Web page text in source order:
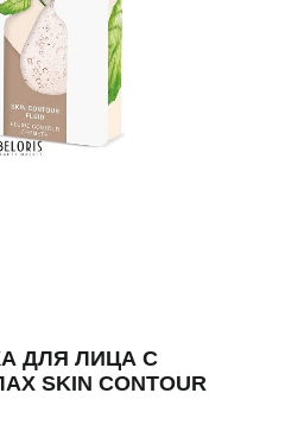
ДЛЯ ЛИЦА С
SKIN CONTOUR